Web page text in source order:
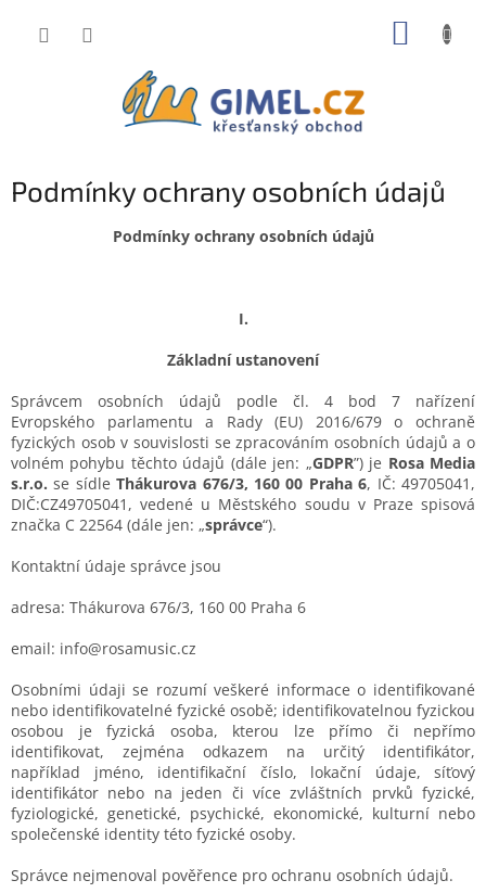
Podmínky ochrany osobních údajů
Podmínky ochrany osobních údajů
I.
Základní ustanovení
Správcem osobních údajů podle čl. 4 bod 7 nařízení
Evropského parlamentu a Rady (EU) 2016/679 o ochraně
fyzických osob v souvislosti se zpracováním osobních údajů a o
volném pohybu těchto údajů (dále jen: „GDPR”) je Rosa Media
s.r.o. se sídleThákurova 676/3, 160 00 Praha 6, IČ: 49705041,
DIČ:CZ49705041, vedené u Městského soudu v Praze spisová
značka C 22564 (dále jen: „správce“).
Kontaktní údaje správce jsou
adresa: Thákurova 676/3, 160 00 Praha 6
email: info@rosamusic.cz
Osobními údaji se rozumí veškeré informace o identifikované
nebo identifikovatelné fyzické osobě; identifikovatelnou fyzickou
osobou je fyzická osoba, kterou lze přímo či nepřímo
identifikovat, zejména odkazem na určitý identifikátor,
například jméno, identifikační číslo, lokační údaje, síťový
identifikátor nebo na jeden či více zvláštních prvků fyzické,
fyziologické, genetické, psychické, ekonomické, kulturní nebo
společenské identity této fyzické osoby.
Správce nejmenoval pověřence pro ochranu osobních údajů.